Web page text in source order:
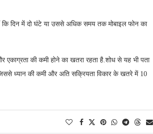
कि दिन में दो घंटे या उससे अधिक समय तक मोबाइल फोन का
एकाग्रता की कमी होने का खतरा रहता है.शोध से यह भी पता
ध्यान की कमी और अति सक्रियता विकार के खतरे में 10